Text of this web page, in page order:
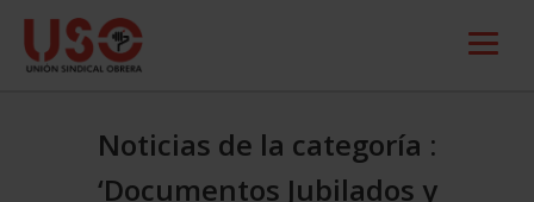
Noticias de la categoría :
‘Documentos Jubilados y